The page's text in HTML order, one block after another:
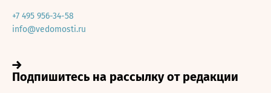
+7 495 956-34-58
info@vedomosti.ru